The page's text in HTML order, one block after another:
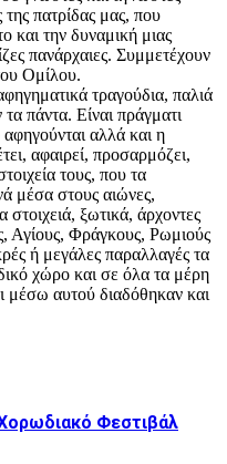
πατρίδας μας, που
και την δυναμική μιας
πανάρχαιες. Συμμετέχουν
Ομίλου.
τραγούδια, παλιά
πάντα. Είναι πράγματι
αλλά και η
αφαιρεί, προσαρμόζει,
τους, που τα
μέσα στους αιώνες,
στοιχειά, ξωτικά, άρχοντες
Αγίους, Φράγκους, Ρωμιούς
ή μεγάλες παραλλαγές τα
χώρο και σε όλα τα μέρη
μέσω αυτού διαδόθηκαν και
Φεστιβάλ